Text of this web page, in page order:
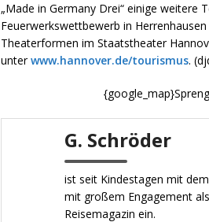
„Made in Germany Drei“ einige weitere
Feuerwerkswettbewerb in
Theaterformen im Staatstheater
unterwww.hannover.de/tourismus.
G. Schröder
ist seit Kindestagen mit
mit großem Engagement
Reisemagazin ein.